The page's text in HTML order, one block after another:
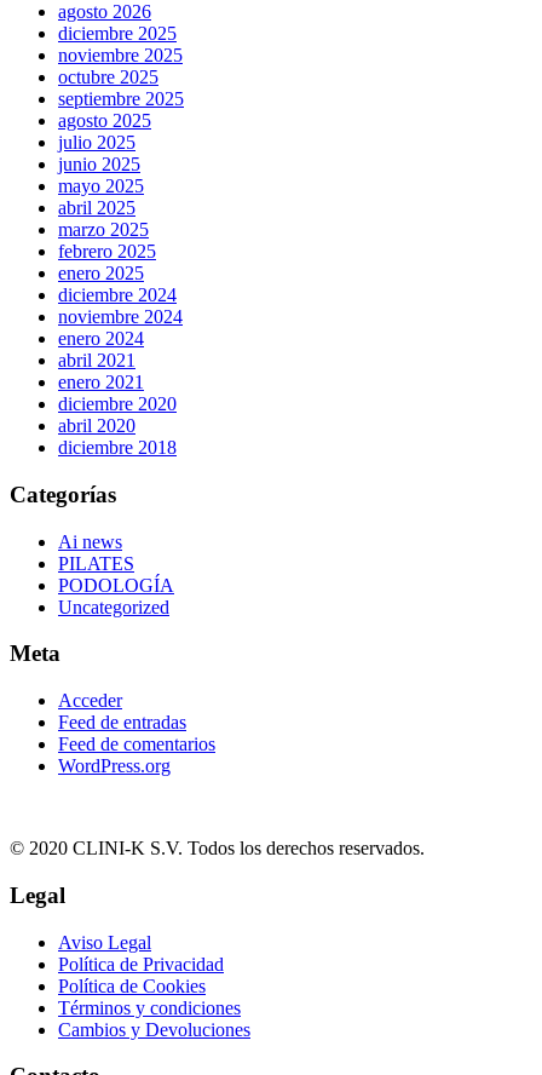
agosto 2026
diciembre 2025
noviembre 2025
octubre 2025
septiembre 2025
agosto 2025
julio 2025
junio 2025
mayo 2025
abril 2025
marzo 2025
febrero 2025
enero 2025
diciembre 2024
noviembre 2024
enero 2024
abril 2021
enero 2021
diciembre 2020
abril 2020
diciembre 2018
Categorías
Ai news
PILATES
PODOLOGÍA
Uncategorized
Meta
Acceder
Feed de entradas
Feed de comentarios
WordPress.org
© 2020 CLINI-K S.V. Todos los derechos reservados.
Legal
Aviso Legal
Política de Privacidad
Política de Cookies
Términos y condiciones
Cambios y Devoluciones